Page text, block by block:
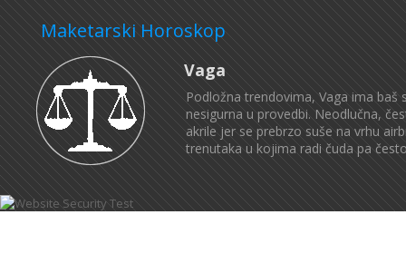
Maketarski Horoskop
Vaga
Podložna trendovima, Vaga ima
nesigurna u provedbi. Neodlučna,
akrile jer se prebrzo suše na vrhu
trenutaka u kojima radi čuda pa